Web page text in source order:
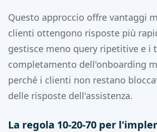
Questo approccio offre vantaggi
clienti ottengono risposte più
gestisce meno query ripetitive e i
completamento dell'onboarding
perché i clienti non restano
delle risposte dell'assistenza.
La regola 10-20-70 per